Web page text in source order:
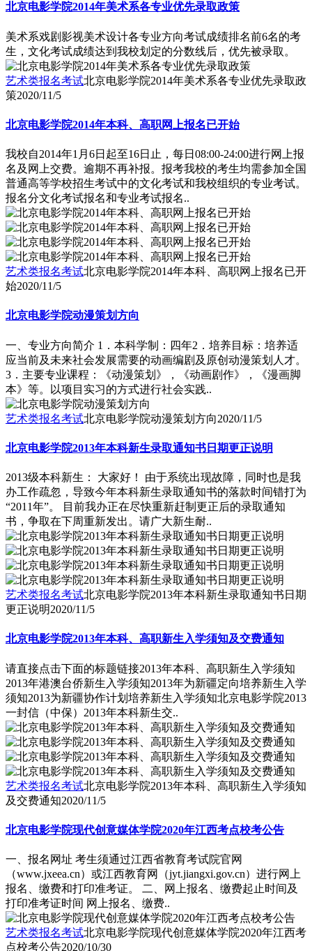
北京电影学院2014年美术系各专业优先录取政策
美术系戏剧影视美术设计各专业方向考试成绩排名前6名的考
生，文化考试成绩达到我校划定的分数线后，优先被录取。
艺术类报名考试北京电影学院2014年美术系各专业优先录取政
策2020/11/5
北京电影学院2014年本科、高职网上报名已开始
我校自2014年1月6日起至16日止，每日08:00-24:00进行网上报
名及网上交费。逾期不再补报。报考我校的考生均需参加全国
普通高等学校招生考试中的文化考试和我校组织的专业考试。
报名分文化考试报名和专业考试报名..
艺术类报名考试北京电影学院2014年本科、高职网上报名已开
始2020/11/5
北京电影学院动漫策划方向
一、专业方向简介 1．本科学制：四年2．培养目标：培养适
应当前及未来社会发展需要的动画编剧及原创动漫策划人才。
3．主要专业课程：《动漫策划》，《动画剧作》，《漫画脚
本》等。以项目实习的方式进行社会实践..
艺术类报名考试北京电影学院动漫策划方向2020/11/5
北京电影学院2013年本科新生录取通知书日期更正说明
2013级本科新生： 大家好！ 由于系统出现故障，同时也是我
办工作疏忽，导致今年本科新生录取通知书的落款时间错打为
“2011年”。 目前我办正在尽快重新赶制更正后的录取通知
书，争取在下周重新发出。请广大新生耐..
艺术类报名考试北京电影学院2013年本科新生录取通知书日期
更正说明2020/11/5
北京电影学院2013年本科、高职新生入学须知及交费通知
请直接点击下面的标题链接2013年本科、高职新生入学须知
2013年港澳台侨新生入学须知2013年为新疆定向培养新生入学
须知2013为新疆协作计划培养新生入学须知北京电影学院2013
一封信（中保）2013年本科新生交..
艺术类报名考试北京电影学院2013年本科、高职新生入学须知
及交费通知2020/11/5
北京电影学院现代创意媒体学院2020年江西考点校考公告
一、报名网址 考生须通过江西省教育考试院官网
（www.jxeea.cn）或江西教育网（jyt.jiangxi.gov.cn）进行网上
报名、缴费和打印准考证。 二、网上报名、缴费起止时间及
打印准考证时间 网上报名、缴费..
艺术类报名考试北京电影学院现代创意媒体学院2020年江西考
点校考公告2020/10/30